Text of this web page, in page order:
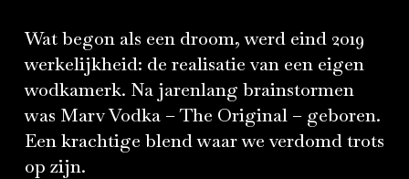
Wat begon als een droom, werd eind 2019
werkelijkheid: de realisatie van een eigen
wodkamerk. Na jarenlang brainstormen
was Marv Vodka – The Original – geboren.
Een krachtige blend waar we verdomd trots
op zijn.